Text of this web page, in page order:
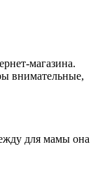
магазина.
внимательные,
для мамы она